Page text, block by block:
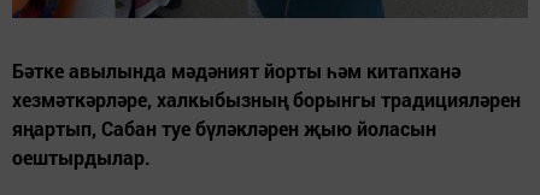
Бәтке авылында мәдәният йорты һәм китапханә
хезмәткәрләре, халкыбызның борынгы традицияләрен
яңартып, Сабан туе бүләкләрен җыю йоласын
оештырдылар.